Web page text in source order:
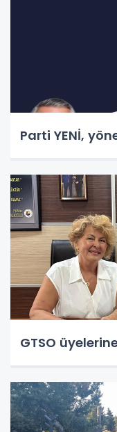
Parti YENİ,
GTSO